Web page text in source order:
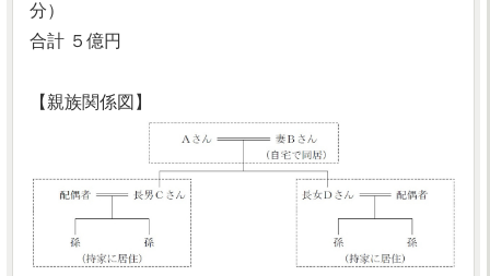
分）
合計 ５億円
【親族関係図】